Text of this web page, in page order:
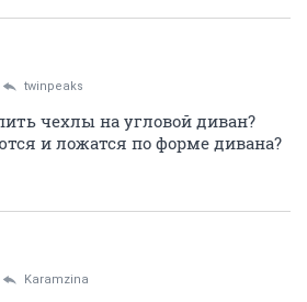
twinpeaks
чехлы на угловой диван?
и ложатся по форме дивана?
Karamzina